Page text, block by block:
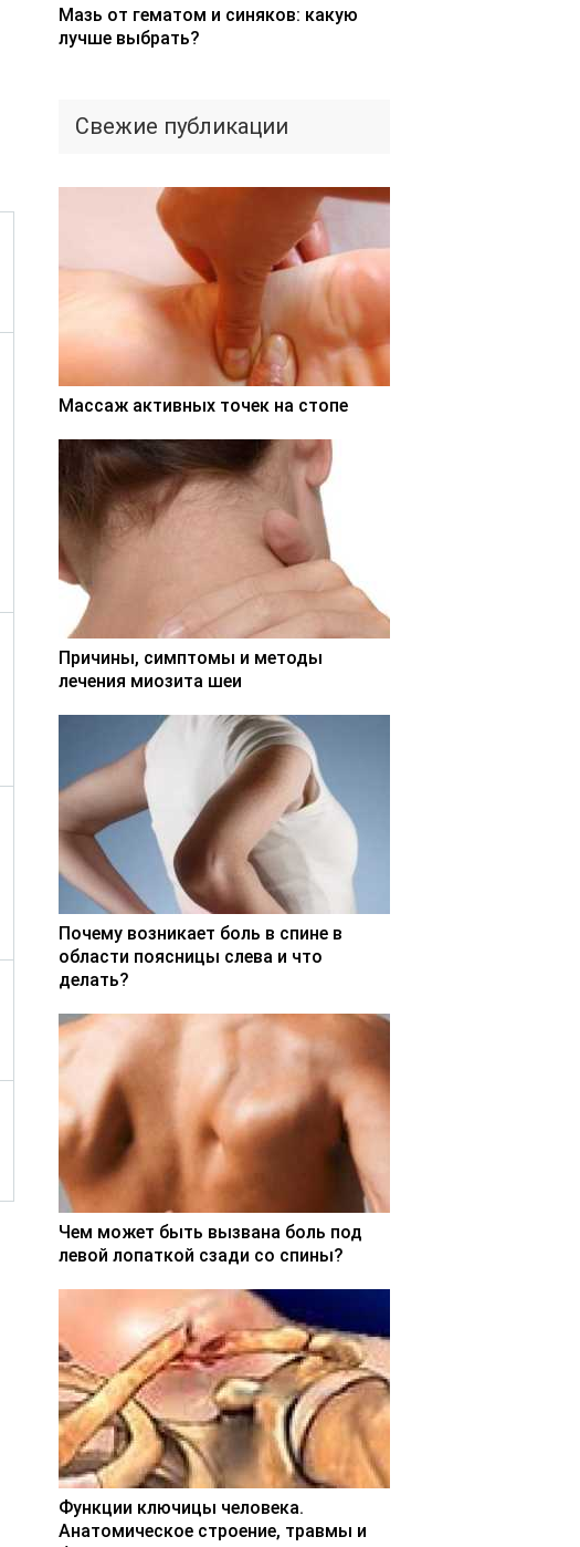
Мазь от гематом и синяков: какую
лучше выбрать?
Свежие публикации
Массаж активных точек на стопе
Причины, симптомы и методы
лечения миозита шеи
Почему возникает боль в спине в
области поясницы слева и что
делать?
Чем может быть вызвана боль под
левой лопаткой сзади со спины?
Функции ключицы человека.
Анатомическое строение, травмы и